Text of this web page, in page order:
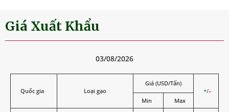
Giá Xuất Khẩu
03/08/2026
Quốc gia Loại gạo
Giá (USD/Tấn)
+/–
Min
Max